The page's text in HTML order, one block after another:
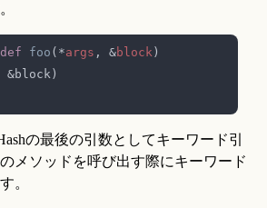
def foo (*args , &block
の最後の引数としてキーワード引
メソッドを呼び出す際にキーワード
。